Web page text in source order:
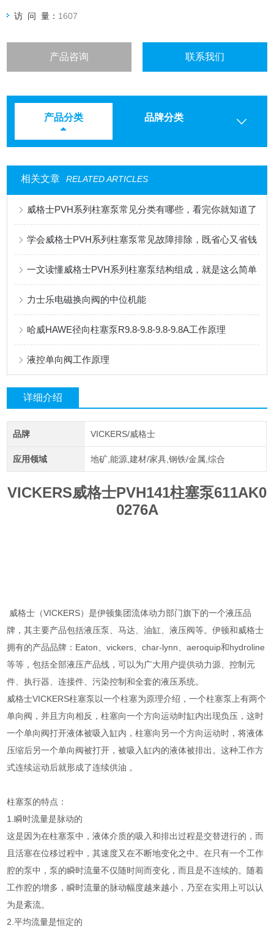
访 问 量： 1607
产品咨询 联系我们
产品分类 品牌分类
相关文章 RELATED ARTICLES
威格士PVH系列柱塞泵常见分类有哪些，看完你就知道了
学会威格士PVH系列柱塞泵常见故障排除，既省心又省钱
一文读懂威格士PVH系列柱塞泵结构组成，就是这么简单
力士乐电磁换向阀的中位机能
哈威HAWE径向柱塞泵R9.8-9.8-9.8-9.8A工作原理
液控单向阀工作原理
详细介绍
品牌 VICKERS/威格士
应用领域 地矿,能源,建材/家具,钢铁/金属,综合
VICKERS威格士PVH141柱塞泵611AK0
0276A
威格士（VICKERS）是伊顿集团流体动力部门旗下的一个液压品
牌，其主要产品包括液压泵、马达、油缸、液压阀等。伊顿和威格士
拥有的产品品牌：Eaton、vickers、char-lynn、aeroquip和hydroline
等等，包括全部液压产品线，可以为广大用户提供动力源、控制元
件、执行器、连接件、污染控制和全套的液压系统。
威格士VICKERS柱塞泵以一个柱塞为原理介绍，一个柱塞泵上有两个
单向阀，并且方向相反，柱塞向一个方向运动时缸内出现负压，这时
一个单向阀打开液体被吸入缸内，柱塞向另一个方向运动时，将液体
压缩后另一个单向阀被打开，被吸入缸内的液体被排出。这种工作方
式连续运动后就形成了连续供油 。
柱塞泵的特点：
1.瞬时流量是脉动的
这是因为在柱塞泵中，液体介质的吸入和排出过程是交替进行的，而
且活塞在位移过程中，其速度又在不断地变化之中。在只有一个工作
腔的泵中，泵的瞬时流量不仅随时间而变化，而且是不连续的。随着
工作腔的增多，瞬时流量的脉动幅度越来越小，乃至在实用上可以认
为是紊流。
2.平均流量是恒定的